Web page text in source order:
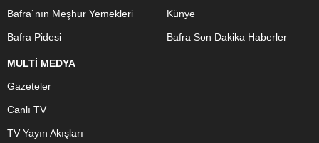
Bafra`nın Meşhur Yemekleri
Bafra Pidesi
Künye
Bafra Son Dakika Haberler
MULTİ MEDYA
Gazeteler
Canlı TV
TV Yayın Akışları